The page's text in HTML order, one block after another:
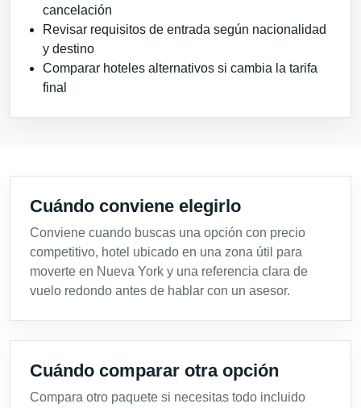
cancelación
Revisar requisitos de entrada según nacionalidad
y destino
Comparar hoteles alternativos si cambia la tarifa
final
Cuándo conviene elegirlo
Conviene cuando buscas una opción con precio
competitivo, hotel ubicado en una zona útil para
moverte en Nueva York y una referencia clara de
vuelo redondo antes de hablar con un asesor.
Cuándo comparar otra opción
Compara otro paquete si necesitas todo incluido